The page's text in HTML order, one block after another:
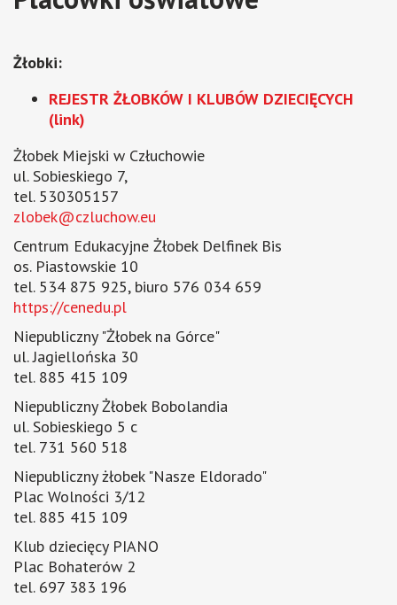
Żłobki:
REJESTR ŻŁOBKÓW I KLUBÓW DZIECIĘCYCH
(link)
Żłobek Miejski w Człuchowie
ul. Sobieskiego 7,
tel. 530305157
zlobek@czluchow.eu
Centrum Edukacyjne Żłobek Delfinek Bis
os. Piastowskie 10
tel. 534 875 925, biuro 576 034 659
https://cenedu.pl
Niepubliczny "Żłobek na Górce"
ul. Jagiellońska 30
tel. 885 415 109
Niepubliczny Żłobek Bobolandia
ul. Sobieskiego 5 c
tel. 731 560 518
Niepubliczny żłobek "Nasze Eldorado"
Plac Wolności 3/12
tel. 885 415 109
Klub dziecięcy PIANO
Plac Bohaterów 2
tel. 697 383 196